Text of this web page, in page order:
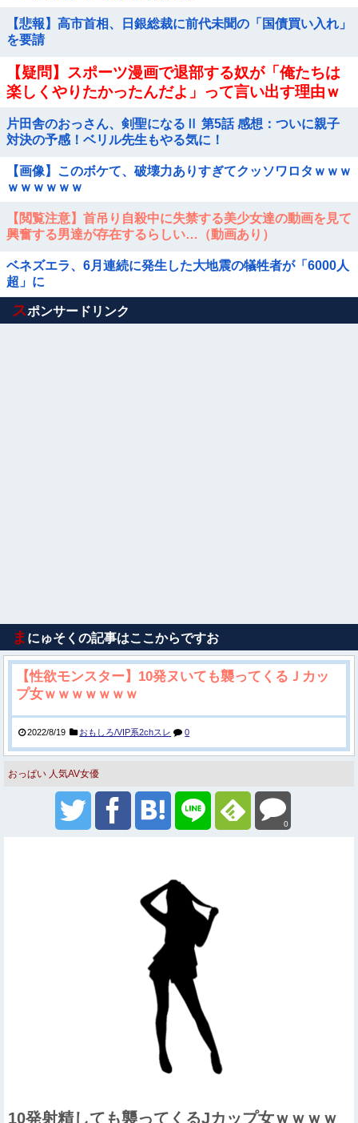
【悲報】高市首相、日銀総裁に前代未聞の「国債買い入れ」
を要請
【疑問】スポーツ漫画で退部する奴が「俺たちは
楽しくやりたかったんだよ」って言い出す理由ｗ
片田舎のおっさん、剣聖になるⅡ 第5話 感想：ついに親子
対決の予感！ベリル先生もやる気に！
【画像】このボケて、破壊力ありすぎてクッソワロタｗｗｗ
ｗｗｗｗｗｗ
【閲覧注意】首吊り自殺中に失禁する美少女達の動画を見て
興奮する男達が存在するらしい…（動画あり）
ベネズエラ、6月連続に発生した大地震の犠牲者が「6000人
超」に
Powered by livedoor 相互RSS
スポンサードリンク
ま にゅそくの記事はここからですお
【性欲モンスター】10発ヌいても襲ってくるＪカッ
プ女ｗｗｗｗｗｗｗ
2022/8/19 おもしろ/VIP系2chスレ 0
おっぱい 人気AV女優
0
10発射精しても襲ってくるJカップ女ｗｗｗｗ